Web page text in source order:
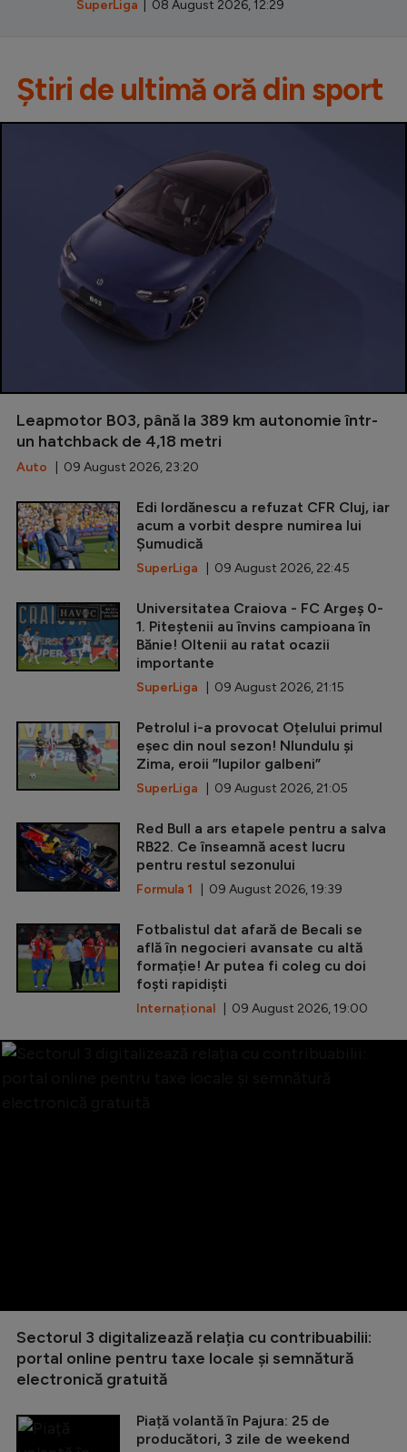
SuperLiga | 08 August 2026, 12:29
Știri de ultimă oră din sport
Leapmotor B03, până la 389 km autonomie într-
un hatchback de 4,18 metri
Auto | 09 August 2026, 23:20
Edi Iordănescu a refuzat CFR Cluj, iar
acum a vorbit despre numirea lui
Șumudică
SuperLiga | 09 August 2026, 22:45
Universitatea Craiova - FC Argeș 0-
1. Piteștenii au învins campioana în
Bănie! Oltenii au ratat ocazii
importante
SuperLiga | 09 August 2026, 21:15
Petrolul i-a provocat Oțelului primul
eșec din noul sezon! Nlundulu și
Zima, eroii ”lupilor galbeni”
SuperLiga | 09 August 2026, 21:05
Red Bull a ars etapele pentru a salva
RB22. Ce înseamnă acest lucru
pentru restul sezonului
Formula 1 | 09 August 2026, 19:39
Fotbalistul dat afară de Becali se
află în negocieri avansate cu altă
formație! Ar putea fi coleg cu doi
foști rapidiști
Internațional | 09 August 2026, 19:00
Sectorul 3 digitalizează relația cu contribuabilii:
portal online pentru taxe locale și semnătură
electronică gratuită
Piață volantă în Pajura: 25 de
producători, 3 zile de weekend